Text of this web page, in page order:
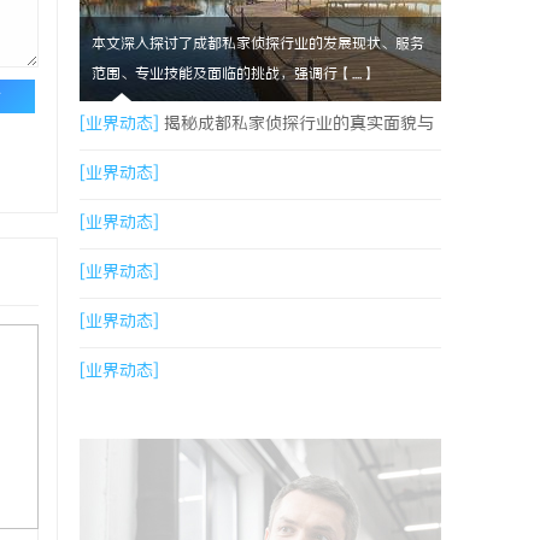
本文深入探讨了成都私家侦探行业的发展现状、服务
范围、专业技能及面临的挑战，强调行【....】
[业界动态] 揭秘成都私家侦探行业的真实面貌与
服务价值
[业界动态]
[业界动态]
[业界动态]
[业界动态]
[业界动态]